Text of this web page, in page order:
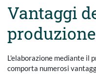
Vantaggi
L'elaborazione mediante il
comporta numerosi